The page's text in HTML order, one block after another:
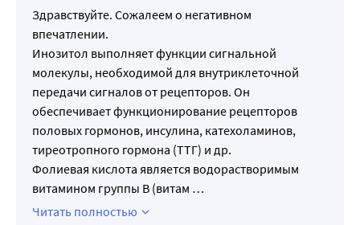
нарушения репродуктивных функций [6,7]. Прием
инозитола может значительно снизить риск развития
гестационного диабета у беременных высокого риска
(женщин с ожирением или инсулинорезистентностью)
[8]. Инозитол способен обеспечить защиту эмбриона от
гипергликемии, способствует снижению количества
преждевременных родов и рождения детей с
макросомией [9]. Инозитол играет важную роль в
профилактике врожденных пороков развития нервной
трубки плода, которые в 70 % случаев могут быть
предотвращены приемом фолиевой кислоты. Однако 30
Здравствуйте. Сожалеем о негативном
впечатлении.
Инозитол выполняет функции сигнальной
молекулы, необходимой для внутриклеточной
передачи сигналов от рецепторов. Он
обеспечивает функционирование рецепторов
половых гормонов, инсулина, катехоламинов,
тиреотропного гормона (ТТГ) и др.
Фолиевая кислота является водорастворимым
витамином группы В (витам …
Читать полностью